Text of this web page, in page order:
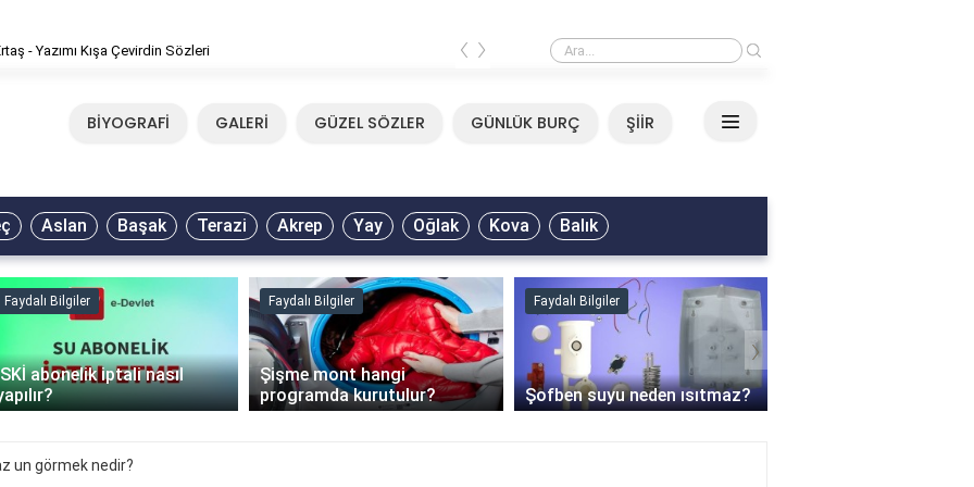
- Yazımı Kışa Çevirdin Sözleri Ali Asker - Şu Metrisin Önü Sözleri
‹ ›
BİYOGRAFİ GALERİ GÜZEL SÖZLER GÜNLÜK BURÇ ŞİİR
Aslan Başak Terazi Akrep Yay Oğlak Kova Balık
Faydalı Bilgiler
abonelik iptali nasıl
Faydalı Bilgiler
Şişme mont hangi
programda kurutulur?
Faydalı Bilgiler
Şofben suyu neden ısıtmaz?
›
un görmek nedir?